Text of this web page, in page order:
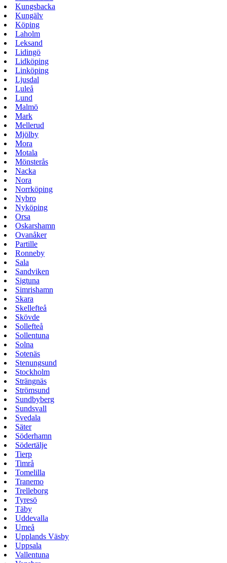
Kungsbacka
Kungälv
Köping
Laholm
Leksand
Lidingö
Lidköping
Linköping
Ljusdal
Luleå
Lund
Malmö
Mark
Mellerud
Mjölby
Mora
Motala
Mönsterås
Nacka
Nora
Norrköping
Nybro
Nyköping
Orsa
Oskarshamn
Ovanåker
Partille
Ronneby
Sala
Sandviken
Sigtuna
Simrishamn
Skara
Skellefteå
Skövde
Sollefteå
Sollentuna
Solna
Sotenäs
Stenungsund
Stockholm
Strängnäs
Strömsund
Sundbyberg
Sundsvall
Svedala
Säter
Söderhamn
Södertälje
Tierp
Timrå
Tomelilla
Tranemo
Trelleborg
Tyresö
Täby
Uddevalla
Umeå
Upplands Väsby
Uppsala
Vallentuna